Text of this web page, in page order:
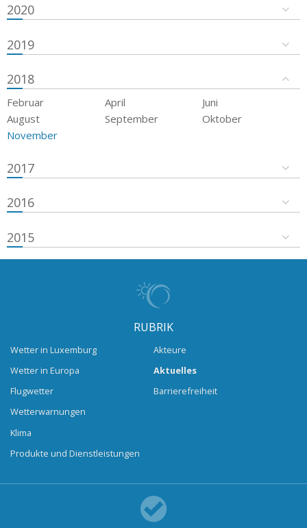
2020
2019
2018
Februar April
Juni
August
September
Oktober
November
2017
2016
2015
RUBRIK
Wetter in Luxemburg
Wetter in Europa
Flugwetter
Wetterwarnungen
Klima
Produkte und Dienstleistungen
Akteure
Aktuelles
Barrierefreiheit